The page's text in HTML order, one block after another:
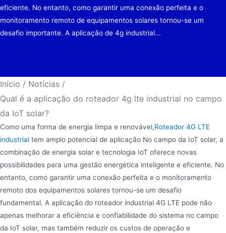
eficiente. No entanto, como garantir uma conexão perfeita e o
monitoramento remoto de equipamentos solares tornou-se um
desafio importante. A aplicação de 4g industrial...
Início / Notícias /
Qual é a aplicação do roteador 4g lte industrial no campo
da IoT solar?
Como uma forma de energia limpa e renovável,Roteador 4G LTE
industrial tem amplo potencial de aplicação No campo da IoT solar, a
combinação de energia solar e tecnologia IoT oferece novas
possibilidades para uma gestão energética inteligente e eficiente. No
entanto, como garantir uma conexão perfeita e o monitoramento
remoto dos equipamentos solares tornou-se um desafio
fundamental. A aplicação do roteador industrial 4G LTE pode não
apenas melhorar a eficiência e confiabilidade do sistema no campo
da IoT solar, mas também reduzir os custos de operação e